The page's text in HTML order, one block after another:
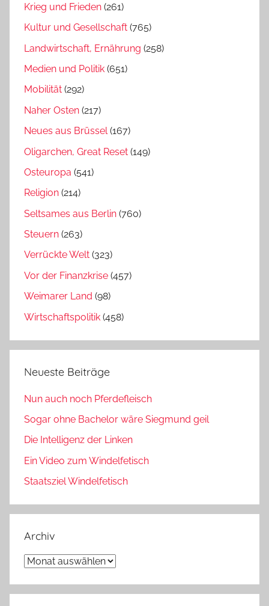
Krieg und Frieden (261)
Kultur und Gesellschaft (765)
Landwirtschaft, Ernährung (258)
Medien und Politik (651)
Mobilität (292)
Naher Osten (217)
Neues aus Brüssel(167)
Oligarchen, Great Reset (149)
Osteuropa (541)
Religion (214)
Seltsames aus Berlin (760)
Steuern (263)
Verrückte Welt (323)
Vor der Finanzkrise (457)
Weimarer Land (98)
Wirtschaftspolitik (458)
Neueste Beiträge
Nun auch noch Pferdefleisch
Sogar ohne Bachelor wäre Siegmund geil
Die Intelligenz der Linken
Ein Video zum Windelfetisch
Staatsziel Windelfetisch
Archiv
Archiv